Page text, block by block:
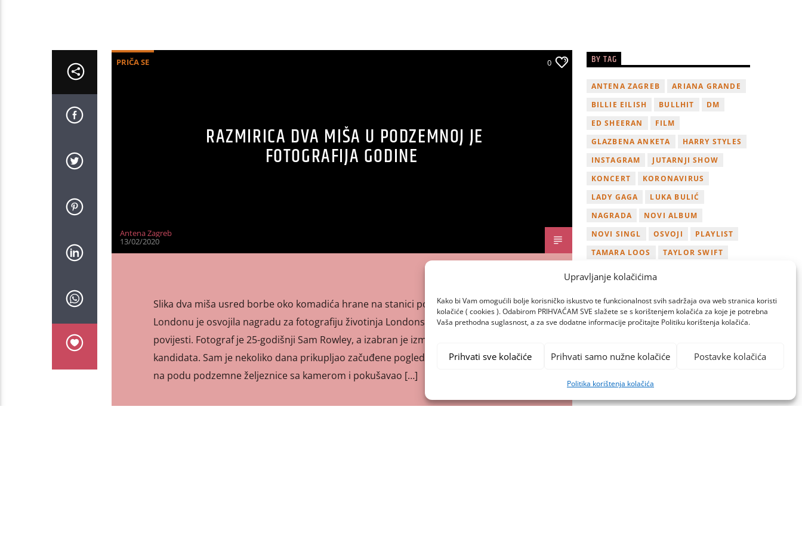
Upravljanje kolačićima
Kako bi Vam omogućili bolje korisničko iskustvo te funkcionalnost svih sadržaja ova web stranica koristi
kolačiće ( cookies ). Odabirom PRIHVAĆAM SVE slažete se s korištenjem kolačića za koje je potrebna
Vaša prethodna suglasnost, a za sve dodatne informacije pročitajte Politiku korištenja kolačića.
Prihvati sve kolačiće Prihvati samo nužne kolačiće Postavke kolačića
Politika korištenja kolačića
PRIČA SE 0
RAZMIRICA DVA MIŠA U PODZEMNOJ JE
FOTOGRAFIJA GODINE
Antena Zagreb
13/02/2020
Slika dva miša usred borbe oko komadića hrane na stanici podzemne željeznice u
Londonu je osvojila nagradu za fotografiju životinja Londonskog muzeja prirodne
povijesti. Fotograf je 25-godišnji Sam Rowley, a izabran je između 48 tisuća
kandidata. Sam je nekoliko dana prikupljao začuđene poglede putnika dok je ležao
na podu podzemne željeznice sa kamerom i pokušavao […]
BY TAG
ANTENA ZAGREB
ARIANA GRANDE
BILLIE EILISH
BULLHIT
DM
ED SHEERAN
FILM
GLAZBENA ANKETA
HARRY STYLES
INSTAGRAM
JUTARNJI SHOW
KONCERT
KORONAVIRUS
LADY GAGA
LUKA BULIĆ
NAGRADA
NOVI ALBUM
NOVI SINGL
OSVOJI
PLAYLIST
TAMARA LOOS
TAYLOR SWIFT
TWITTER